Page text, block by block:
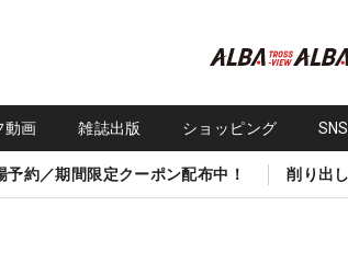
動画 雑誌出版 ショッピング
予約／期間限定クーポン配布中！ 削り出